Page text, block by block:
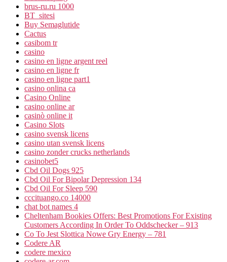
brus-ru.ru 1000
BT_sitesi
Buy Semaglutide
Cactus
casibom tr
casino
casino en ligne argent reel
casino en ligne fr
casino en ligne part1
casino onlina ca
Casino Online
casino online ar
casinò online it
Casino Slots
casino svensk licens
casino utan svensk licens
casino zonder crucks netherlands
casinobet5
Cbd Oil Dogs 925
Cbd Oil For Bipolar Depression 134
Cbd Oil For Sleep 590
cccituango.co 14000
chat bot names 4
Cheltenham Bookies Offers: Best Promotions For Existing
Customers According In Order To Oddschecker – 913
Co To Jest Slottica Nowe Gry Energy – 781
Codere AR
codere mexico